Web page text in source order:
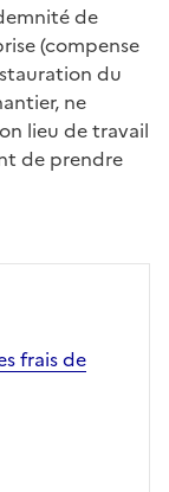
de
(compense
du
ne
lieu de travail
de prendre
frais de